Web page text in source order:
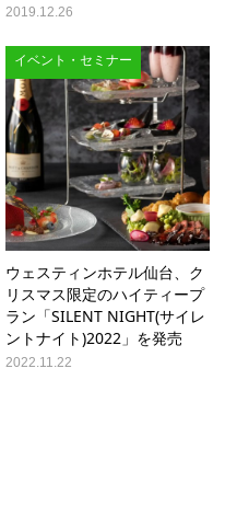
2019.12.26
イベント・セミナー
ウェスティンホテル仙台、ク
リスマス限定のハイティープ
ラン「SILENT NIGHT(サイレ
ントナイト)2022」を発売
2022.11.22